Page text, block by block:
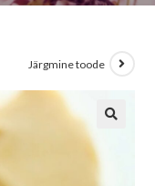
Järgmine toode